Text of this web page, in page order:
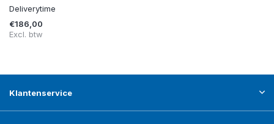
Deliverytime
€186,00
Excl. btw
Klantenservice